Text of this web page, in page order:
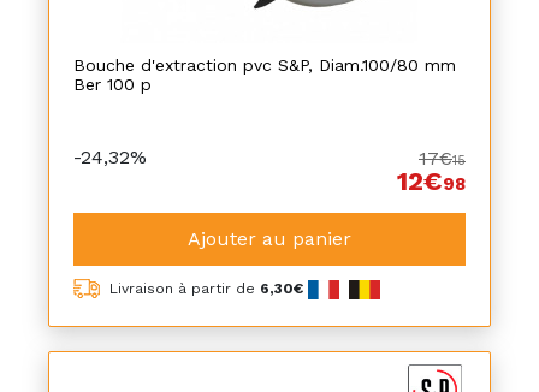
Bouche d'extraction pvc S&P, Diam.100/80 mm
Ber 100 p
-24,32% 17€15
12€98
Ajouter au panier
Livraison à partir de 6,30€